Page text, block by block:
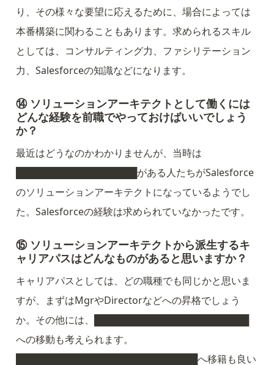
り、その様々な要望に応えるために、場合によっては
本番構築に関わることもあります。求められるスキル
としては、コンサルティング力、ファシリテーション
力、Salesforceの知識などになります。
⑭ ソリューションアーキテクトとして働くには
どんな経験を前職でやっておけばいいでしょう
か？
最近はどうなのかわかりませんが、当時は
██████████████████がある人たちがSalesforce
のソリューションアーキテクトになっているようでし
た。Salesforceの経験は求められていなかったです。
⑮ ソリューションアーキテクトから派生するキ
ャリアパスはどんなものがあると思いますか？
キャリアパスとしては、どの職種でも同じかと思いま
すが、まずはMgrやDirectorなどへの昇格でしょう
か。その他には、███████████████████████
への移動も考えられます。
███████████████████████████へ移籍も良い